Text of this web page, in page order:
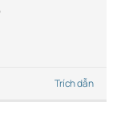
Trích dẫn